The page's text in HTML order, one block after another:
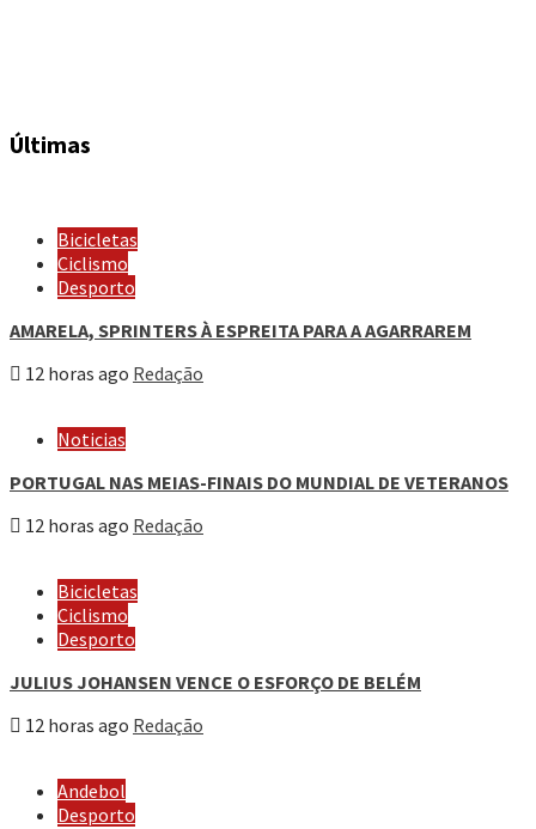
Últimas
Bicicletas
Ciclismo
Desporto
AMARELA, SPRINTERS À ESPREITA PARA A AGARRAREM
12 horas ago Redação
Noticias
PORTUGAL NAS MEIAS-FINAIS DO MUNDIAL DE VETERANOS
12 horas ago Redação
Bicicletas
Ciclismo
Desporto
JULIUS JOHANSEN VENCE O ESFORÇO DE BELÉM
12 horas ago Redação
Andebol
Desporto